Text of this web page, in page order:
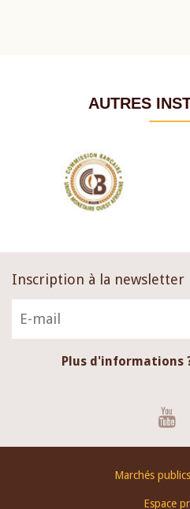
AUTRES
Inscription à la newsletter
Plus d'informations
Marchés
Espace